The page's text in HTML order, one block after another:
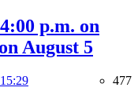
p.m. on
August 5
477